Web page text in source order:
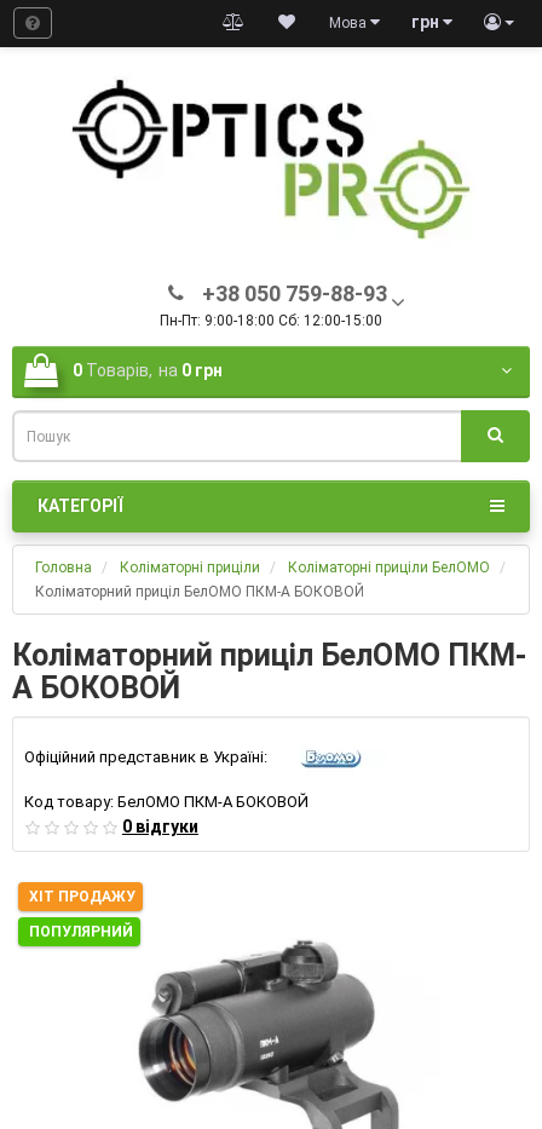
грн
Мова
+38 050 759-88-93
Пн-Пт: 9:00-18:00 Сб: 12:00-15:00
0 Товарів, на 0 грн
КАТЕГОРІЇ
Головна Коліматорні приціли
Коліматорні приціли БелОМО
Коліматорний приціл БелОМО ПКМ-А БОКОВОЙ
Коліматорний приціл БелОМО ПКМ-
А БОКОВОЙ
Офіційний представник в Україні:
Код товару: БелОМО ПКМ-А БОКОВОЙ
0 відгуки
ХІТ ПРОДАЖУ
ПОПУЛЯРНИЙ